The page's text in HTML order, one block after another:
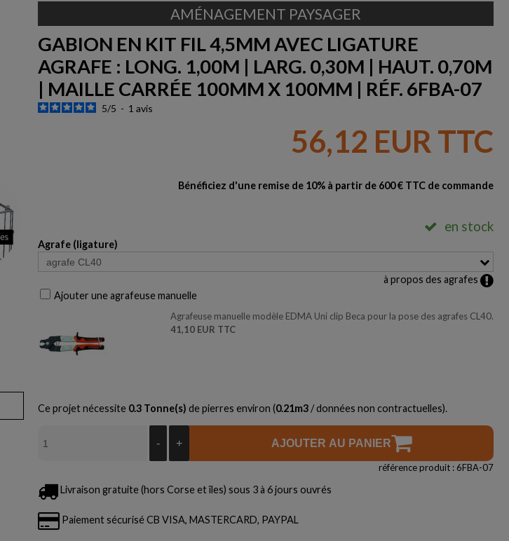
AMÉNAGEMENT PAYSAGER
GABION EN KIT FIL 4,5MM AVEC LIGATURE
AGRAFE : LONG. 1,00M | LARG. 0,30M | HAUT. 0,70M
| MAILLE CARRÉE 100MM X 100MM | RÉF. 6FBA-07
5/5 - 1 avis
56,12 EUR TTC
Bénéficiez d'une remise de 10% à partir de 600 € TTC de commande
en stock
Agrafe (ligature)
à propos des agrafes
Ajouter une agrafeuse manuelle
Agrafeuse manuelle modèle EDMA Uni clip Beca pour la pose des agrafes CL40.
41,10 EUR TTC
Ce projet nécessite 0.3 Tonne(s) de pierres environ (0.21m3 / données non contractuelles).
- + AJOUTER AU PANIER
référence produit : 6FBA-07
Livraison gratuite (hors Corse et îles) sous 3 à 6 jours ouvrés
Paiement sécurisé CB VISA, MASTERCARD, PAYPAL